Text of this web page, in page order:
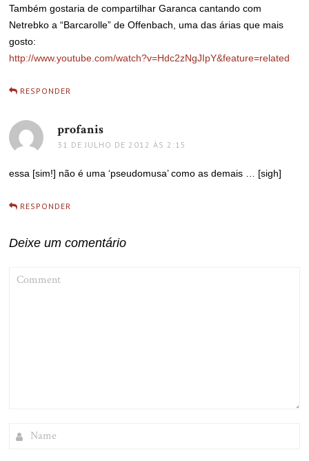
Também gostaria de compartilhar Garanca cantando com
Netrebko a “Barcarolle” de Offenbach, uma das árias que mais
gosto:
http://www.youtube.com/watch?v=Hdc2zNgJIpY&feature=related
RESPONDER
profanis
31 DE JULHO DE 2012 ÀS 2:15
essa [sim!] não é uma ‘pseudomusa’ como as demais … [sigh]
RESPONDER
Deixe um comentário